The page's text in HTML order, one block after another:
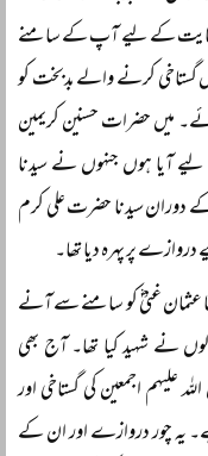
حمایت کے لیے آپ کے سامنے
گستاخی کرنے والے بدبخت کو
میں حضرات حسنین کریمین
آیا ہوں جنہوں نے سیدنا
سیدنا حضرت علی کرم
پر پہرہ دیا تھا۔
عثمان غنیؓ کو سامنے سے آنے
نے شہید کیا تھا۔ آج بھی
علیہم اجمعین کی گستاخی اور
یہ چور دروازے اور ان کے